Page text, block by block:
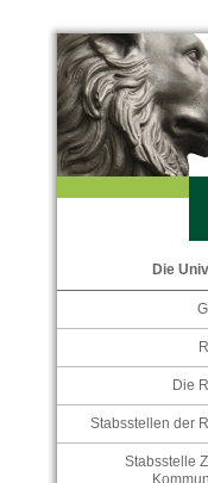
Die
Die
Stabsstellen der
Stabsstelle